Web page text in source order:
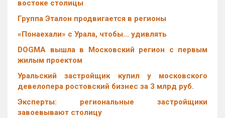
востоке столицы
Группа Эталон продвигается в регионы
«Понаехали» с Урала, чтобы… удивлять
DOGMA вышла в Московский регион с первым
жилым проектом
Уральский застройщик купил у московского
девелопера ростовский бизнес за 3 млрд руб.
Эксперты: региональные застройщики
завоевывают столицу